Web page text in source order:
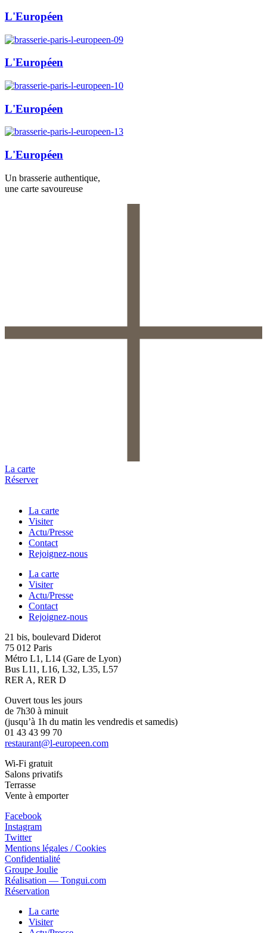
L'Européen
L'Européen
L'Européen
L'Européen
Un brasserie authentique,
une carte savoureuse
La carte
Réserver
La carte
Visiter
Actu/Presse
Contact
Rejoignez-nous
La carte
Visiter
Actu/Presse
Contact
Rejoignez-nous
21 bis, boulevard Diderot
75 012 Paris
Métro L1, L14 (Gare de Lyon)
Bus L11, L16, L32, L35, L57
RER A, RER D
Ouvert tous les jours
de 7h30 à minuit
(jusqu’à 1h du matin les vendredis et samedis)
01 43 43 99 70
restaurant@l-europeen.com
Wi-Fi gratuit
Salons privatifs
Terrasse
Vente à emporter
Facebook
Instagram
Twitter
Mentions légales / Cookies
Confidentialité
Groupe Joulie
Réalisation — Tongui.com
Réservation
La carte
Visiter